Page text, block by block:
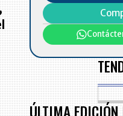
ÚLTIMA